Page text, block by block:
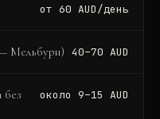
от 60 AUD/день
Мельбурн) 40–70 AUD
около 9–15 AUD